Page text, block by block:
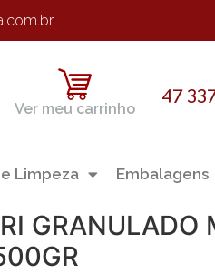
Ver meu carrinho
47
Limpeza Embalagens
GRANULADO